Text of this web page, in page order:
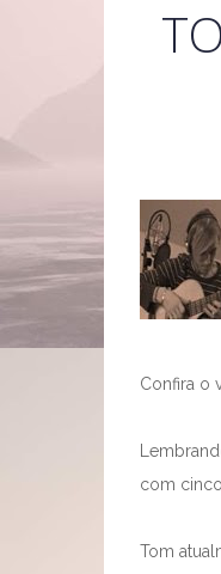
Confira o
com
Tom